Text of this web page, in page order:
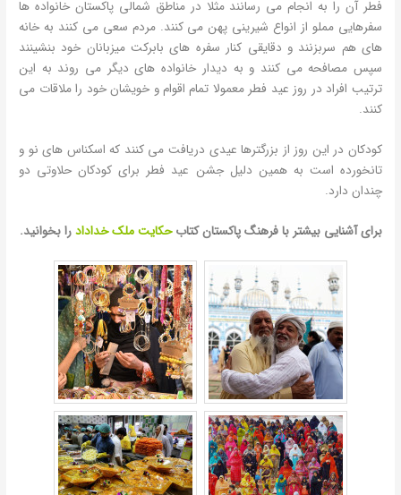
فطر آن را به انجام می رسانند مثلا در مناطق شمالی پاکستان خانواده ها
سفرهایی مملو از انواع شیرینی پهن می کنند. مردم سعی می کنند به خانه
های هم سربزنند و دقایقی کنار سفره های بابرکت میزبانان خود بنشینند
سپس مصافحه می کنند و به دیدار خانواده های دیگر می روند به این
ترتیب افراد در روز عید فطر معمولا تمام اقوام و خویشان خود را ملاقات می
کنند.
کودکان در این روز از بزرگترها عیدی دریافت می کنند که اسکناس های نو و
تانخورده است به همین دلیل جشن عید فطر برای کودکان حلاوتی دو
چندان دارد.
برای آشنایی بیشتر با فرهنگ پاکستان کتابحکایت ملک خدادادرا بخوانید.